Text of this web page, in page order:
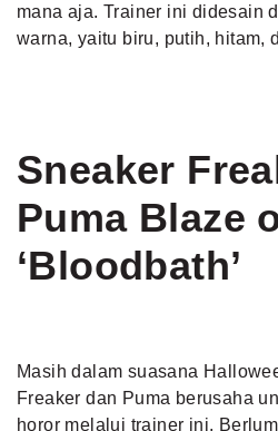
mana aja. Trainer ini didesain
warna, yaitu biru, putih, hitam,
Sneaker
Puma Blaze
‘Bloodbath’
Masih dalam suasana
Freaker dan Puma berusaha
horor melalui trainer ini.